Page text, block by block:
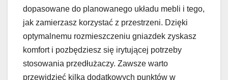
dopasowane do planowanego układu mebli i tego,
jak zamierzasz korzystać z przestrzeni. Dzięki
optymalnemu rozmieszczeniu gniazdek zyskasz
komfort i pozbędziesz się irytującej potrzeby
stosowania przedłużaczy. Zawsze warto
przewidzieć kilka dodatkowych punktów w